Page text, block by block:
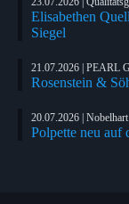
Elisabethen
Siegel
21.07.2026 | PEARL
Rosenstein &
20.07.2026 |
Polpette neu auf